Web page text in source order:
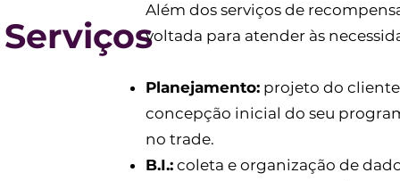
Serviços
Além dos serviços de
voltada para atender às
Planejamento: projeto do
concepção inicial do seu
no trade.
B.I.: coleta e organização de